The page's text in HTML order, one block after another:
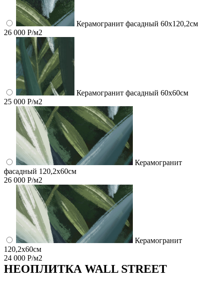
Керамогранит фасадный 60x120,2см
26 000 Р/м2
Керамогранит фасадный 60x60см
25 000 Р/м2
Керамогранит
фасадный 120,2x60см
26 000 Р/м2
Керамогранит
120,2x60см
24 000 Р/м2
НЕОПЛИТКА WALL STREET